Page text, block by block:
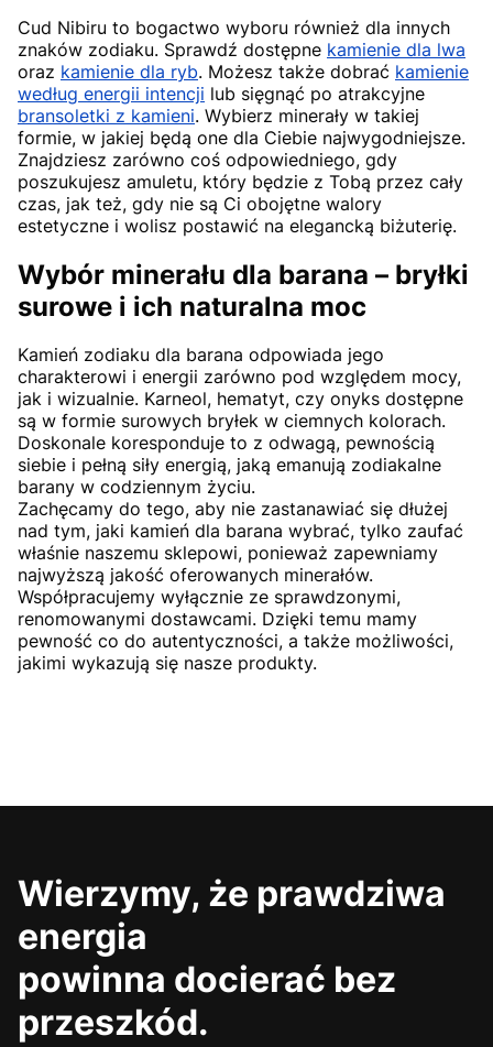
Cud Nibiru to bogactwo wyboru również dla innych
znaków zodiaku. Sprawdź dostępne kamienie dla lwa
oraz kamienie dla ryb. Możesz także dobrać kamienie
według energii intencji lub sięgnąć po atrakcyjne
bransoletki z kamieni. Wybierz minerały w takiej
formie, w jakiej będą one dla Ciebie najwygodniejsze.
Znajdziesz zarówno coś odpowiedniego, gdy
poszukujesz amuletu, który będzie z Tobą przez cały
czas, jak też, gdy nie są Ci obojętne walory
estetyczne i wolisz postawić na elegancką biżuterię.
Wybór minerału dla barana – bryłki
surowe i ich naturalna moc
Kamień zodiaku dla barana odpowiada jego
charakterowi i energii zarówno pod względem mocy,
jak i wizualnie. Karneol, hematyt, czy onyks dostępne
są w formie surowych bryłek w ciemnych kolorach.
Doskonale koresponduje to z odwagą, pewnością
siebie i pełną siły energią, jaką emanują zodiakalne
barany w codziennym życiu.
Zachęcamy do tego, aby nie zastanawiać się dłużej
nad tym, jaki kamień dla barana wybrać, tylko zaufać
właśnie naszemu sklepowi, ponieważ zapewniamy
najwyższą jakość oferowanych minerałów.
Współpracujemy wyłącznie ze sprawdzonymi,
renomowanymi dostawcami. Dzięki temu mamy
pewność co do autentyczności, a także możliwości,
jakimi wykazują się nasze produkty.
Wierzymy, że prawdziwa
energia
powinna docierać bez
przeszkód.